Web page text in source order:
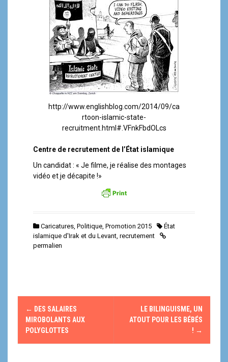
http://www.englishblog.com/2014/09/ca
rtoon-islamic-state-
recruitment.html#.VFnkFbdOLcs
Centre de recrutement de l’État islamique
Un candidat : « Je filme, je réalise des montages
vidéo et je décapite !»
Caricatures Politique Promotion 2015
État
islamique d'Irak et du Levant recrutement
permalien
N
v
← DES SALAIRES
MIROBOLANTS AUX
POLYGLOTTES
LE BILINGUISME, UN
ATOUT POUR LES BÉBÉS
! →